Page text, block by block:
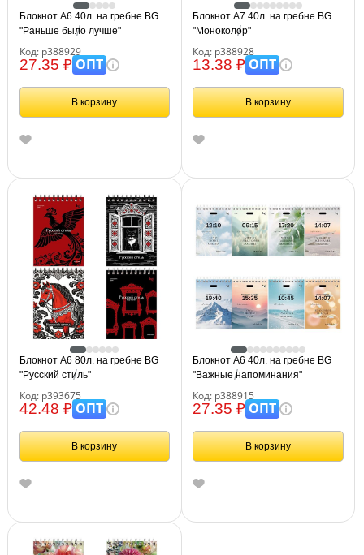
Блокнот А6 40л. на гребне BG
"Раньше было лучше"
Код: р388929
27.35 ₽ОПТ
В корзину
Блокнот А7 40л. на гребне BG
"Моноколор"
Код: р388928
13.38 ₽ОПТ
В корзину
Блокнот А6 80л. на гребне BG
"Русский стиль"
Код: р393675
42.48 ₽ОПТ
В корзину
Блокнот А6 40л. на гребне BG
"Важные напоминания"
Код: р388915
27.35 ₽ОПТ
В корзину